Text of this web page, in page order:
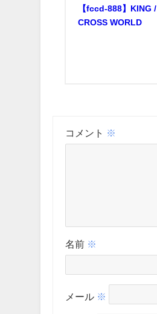
【fccd-888】KING /
CROSS WORLD
コメント ※
名前 ※
メール ※